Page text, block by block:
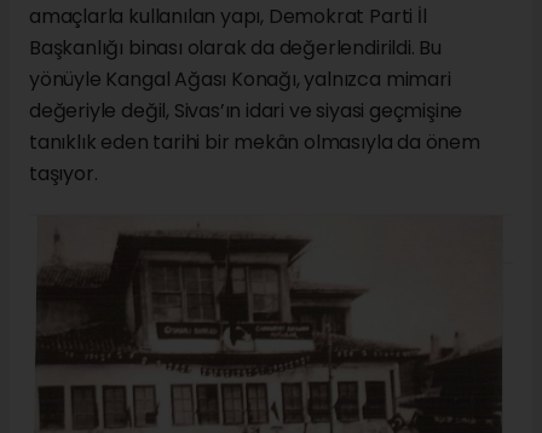
amaçlarla kullanılan yapı, Demokrat Parti İl
Başkanlığı binası olarak da değerlendirildi. Bu
yönüyle Kangal Ağası Konağı, yalnızca mimari
değeriyle değil, Sivas’ın idari ve siyasi geçmişine
tanıklık eden tarihi bir mekân olmasıyla da önem
taşıyor.